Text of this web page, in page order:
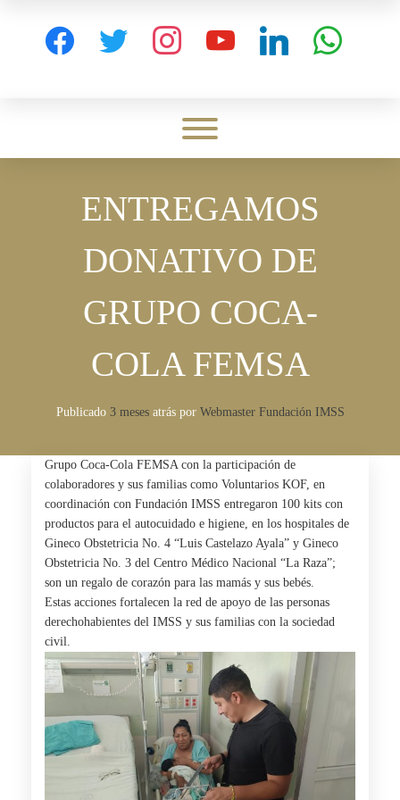
facebook twitter instagram youtube linkedin whatsapp
Toggle menu visibility.
ENTREGAMOS
DONATIVO DE
GRUPO COCA-
COLA FEMSA
Publicado 3 mesesatrás por Webmaster Fundación IMSS
Grupo Coca-Cola FEMSA con la participación de
colaboradores y sus familias como Voluntarios KOF, en
coordinación con Fundación IMSS entregaron 100 kits con
productos para el autocuidado e higiene, en los hospitales de
Gineco Obstetricia No. 4 “Luis Castelazo Ayala” y Gineco
Obstetricia No. 3 del Centro Médico Nacional “La Raza”;
son un regalo de corazón para las mamás y sus bebés.
Estas acciones fortalecen la red de apoyo de las personas
derechohabientes del IMSS y sus familias con la sociedad
civil.